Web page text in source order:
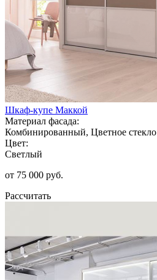
Шкаф-купе Маккой
Материал фасада:
Комбинированный, Цветное стекло
Цвет:
Светлый
от 75 000 руб.
Рассчитать